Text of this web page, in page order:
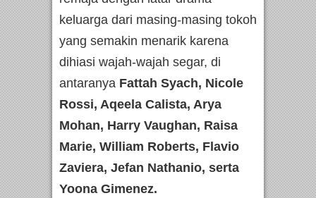
keluarga dari masing-masing tokoh
yang semakin menarik karena
dihiasi wajah-wajah segar, di
antaranya Fattah Syach, Nicole
Rossi, Aqeela Calista, Arya
Mohan, Harry Vaughan, Raisa
Marie, William Roberts, Flavio
Zaviera, Jefan Nathanio, serta
Yoona Gimenez.